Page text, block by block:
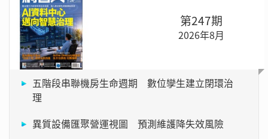
第247期
2026年8月
五階段串聯機房生命週期 數位孿生建立閉環治
理
異質設備匯聚營運視圖 預測維護降失效風險